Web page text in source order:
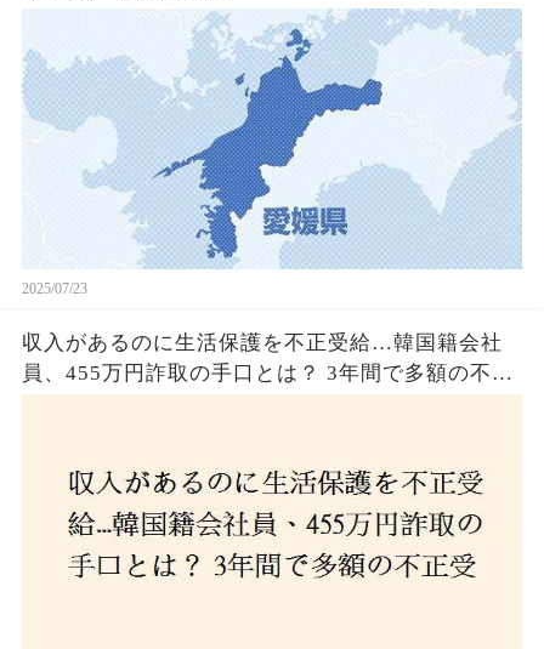
2025/07/23
収入があるのに生活保護を不正受給…韓国籍会社
員、455万円詐取の手口とは？ 3年間で多額の不正